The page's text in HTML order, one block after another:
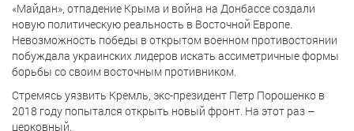
«Майдан», отпадение Крыма и война на Донбассе создали
новую политическую реальность в Восточной Европе.
Невозможность победы в открытом военном противостоянии
побуждала украинских лидеров искать ассиметричные формы
борьбы со своим восточным противником.
Стремясь уязвить Кремль, экс-президент Петр Порошенко в
2018 году попытался открыть новый фронт. На этот раз –
церковный.